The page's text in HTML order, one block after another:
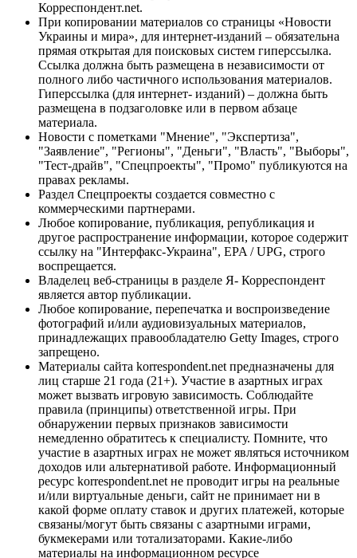
Корреспондент.net.
При копировании материалов со страницы «Новости
Украины и мира», для интернет-изданий – обязательна
прямая открытая для поисковых систем гиперссылка.
Ссылка должна быть размещена в независимости от
полного либо частичного использования материалов.
Гиперссылка (для интернет- изданий) – должна быть
размещена в подзаголовке или в первом абзаце
материала.
Новости с пометками "Мнение", "Экспертиза",
"Заявление", "Регионы", "Деньги", "Власть", "Выборы",
"Тест-драйв", "Спецпроекты", "Промо" публикуются на
правах рекламы.
Раздел Спецпроекты создается совместно с
коммерческими партнерами.
Любое копирование, публикация, републикация и
другое распространение информации, которое содержит
ссылку на "Интерфакс-Украина", EPA / UPG, строго
воспрещается.
Владелец веб-страницы в разделе Я- Корреспондент
является автор публикации.
Любое копирование, перепечатка и воспроизведение
фотографий и/или аудиовизуальных материалов,
принадлежащих правообладателю Getty Images, строго
запрещено.
Материалы сайта korrespondent.net предназначены для
лиц старше 21 года (21+). Участие в азартных играх
может вызвать игровую зависимость. Соблюдайте
правила (принципы) ответственной игры. При
обнаружении первых признаков зависимости
немедленно обратитесь к специалисту. Помните, что
участие в азартных играх не может являться источником
доходов или альтернативой работе. Информационный
ресурс korrespondent.net не проводит игры на реальные
и/или виртуальные деньги, сайт не принимает ни в
какой форме оплату ставок и других платежей, которые
связаны/могут быть связаны с азартными играми,
букмекерами или тотализаторами. Какие-либо
материалы на информационном ресурсе